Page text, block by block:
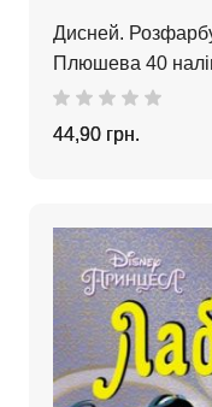
Дисней.
Плюшева 40
44,90 грн.